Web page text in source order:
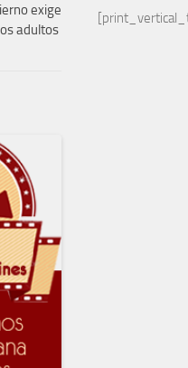
exige
adultos